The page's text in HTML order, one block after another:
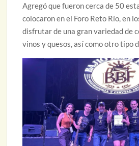
Agregó que fueron cerca de 50
colocaron en el Foro Reto Río, en
disfrutar de una gran variedad de
vinos y quesos, así como otro tipo